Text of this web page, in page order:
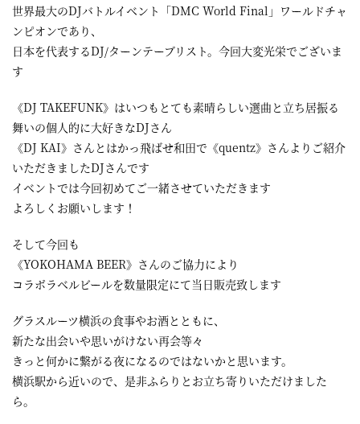
世界最大のDJバトルイベント「DMC World Final」ワールドチャ
ンピオンであり、
日本を代表するDJ/ターンテーブリスト。今回大変光栄でございま
す
《DJ TAKEFUNK》はいつもとても素晴らしい選曲と立ち居振る
舞いの個人的に大好きなDJさん
《DJ KAI》さんとはかっ飛ばせ和田で《quentz》さんよりご紹介
いただきましたDJさんです
イベントでは今回初めてご一緒させていただきます
よろしくお願いします！
そして今回も
《YOKOHAMA BEER》さんのご協力により
コラボラベルビールを数量限定にて当日販売致します
グラスルーツ横浜の食事やお酒とともに、
新たな出会いや思いがけない再会等々
きっと何かに繋がる夜になるのではないかと思います。
横浜駅から近いので、是非ふらりとお立ち寄りいただけました
ら。